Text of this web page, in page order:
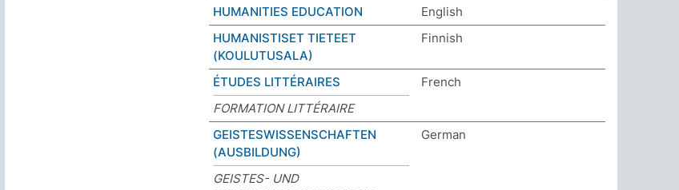
HUMANITIES EDUCATION
English
HUMANISTISET TIETEET
(KOULUTUSALA)
Finnish
ÉTUDES LITTÉRAIRES
French
FORMATION LITTÉRAIRE
GEISTESWISSENSCHAFTEN
(AUSBILDUNG)
German
GEISTES- UND